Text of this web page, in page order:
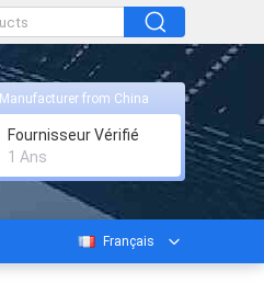
Manufacturer from China
Fournisseur Vérifié
1 Ans
Français